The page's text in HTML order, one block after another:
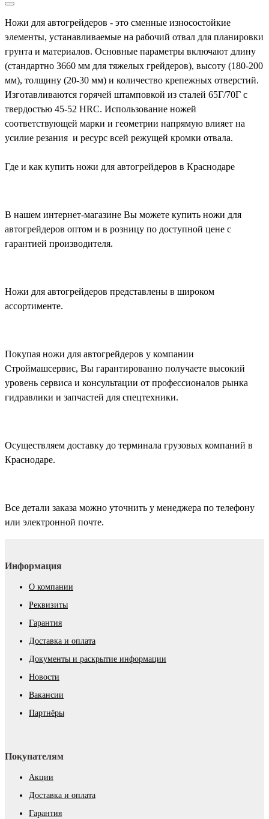
Ножи для автогрейдеров - это сменные износостойкие
элементы, устанавливаемые на рабочий отвал для планировки
грунта и материалов. Основные параметры включают длину
(стандартно 3660 мм для тяжелых грейдеров), высоту (180-200
мм), толщину (20-30 мм) и количество крепежных отверстий.
Изготавливаются горячей штамповкой из сталей 65Г/70Г с
твердостью 45-52 HRC. Использование ножей
соответствующей марки и геометрии напрямую влияет на
усилие резания и ресурс всей режущей кромки отвала.
Где и как купить ножи для автогрейдеров в Краснодаре
В нашем интернет-магазине Вы можете купить ножи для
автогрейдеров оптом и в розницу по доступной цене с
гарантией производителя.
Ножи для автогрейдеров представлены в широком
ассортименте.
Покупая ножи для автогрейдеров у компании
Строймашсервис, Вы гарантированно получаете высокий
уровень сервиса и консультации от профессионалов рынка
гидравлики и запчастей для спецтехники.
Осуществляем доставку до терминала грузовых компаний в
Краснодаре.
Все детали заказа можно уточнить у менеджера по телефону
или электронной почте.
Информация
О компании
Реквизиты
Гарантия
Доставка и оплата
Документы и раскрытие информации
Новости
Вакансии
Партнёры
Покупателям
Акции
Доставка и оплата
Гарантия